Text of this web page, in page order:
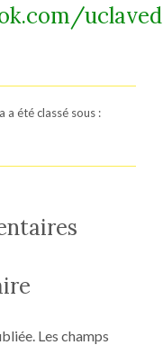
a été classé sous :
Les champs